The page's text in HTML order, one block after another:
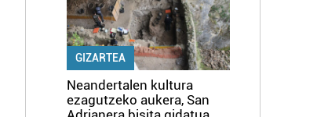
GIZARTEA
Neandertalen kultura
ezagutzeko aukera, San